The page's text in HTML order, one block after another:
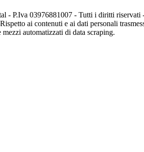
- P.Iva 03976881007 - Tutti i diritti
Rispetto ai contenuti e ai dati personali
automatizzati di data scraping.